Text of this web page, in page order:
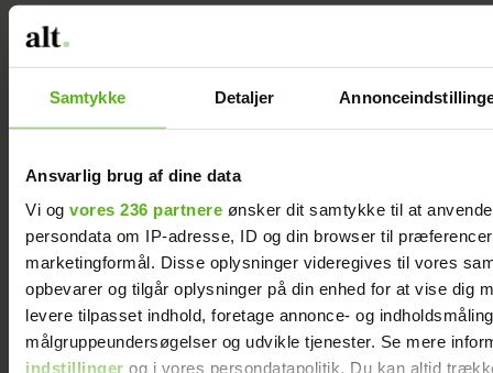
Samtykke Detaljer
Ansvarlig brug af dine data
Vi og vores 236 partnere ønsker dit samtykke til at
persondata om IP-adresse, ID og din browser til
marketingformål. Disse oplysninger videregives til vores
opbevarer og tilgår oplysninger på din enhed for at vise dig
levere tilpasset indhold, foretage annonce- og
målgruppeundersøgelser og udvikle tjenester. Se mere
indstillinger og i vores persondatapolitik. Du kan altid
Jeg valgte at blive skilt fra min mand - da jeg
en dag gik forbi hans hus, fik jeg et chok